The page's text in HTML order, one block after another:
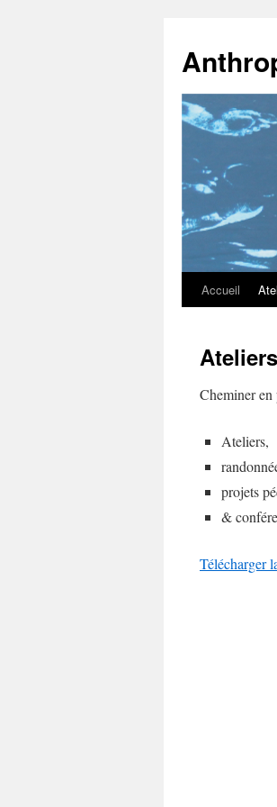
Aller
contenu
Accueil
Cheminer en
Ateliers,
projets
&
Télécharger